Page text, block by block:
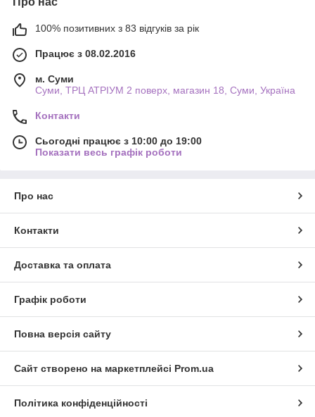
100% позитивних з 83 відгуків за рік
Працює з 08.02.2016
м. Суми
Суми, ТРЦ АТРІУМ 2 поверх, магазин 18, Суми, Україна
Контакти
Сьогодні працює з 10:00 до 19:00
Показати весь графік роботи
Про нас
Контакти
Доставка та оплата
Графік роботи
Повна версія сайту
Сайт створено на маркетплейсі Prom.ua
Політика конфіденційності